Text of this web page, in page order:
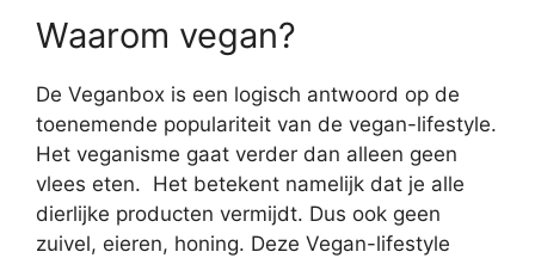
Waarom vegan?
De Veganbox is een logisch antwoord op de
toenemende populariteit van de vegan-lifestyle.
Het veganisme gaat verder dan alleen geen
vlees eten. Het betekent namelijk dat je alle
dierlijke producten vermijdt. Dus ook geen
zuivel, eieren, honing. Deze Vegan-lifestyle